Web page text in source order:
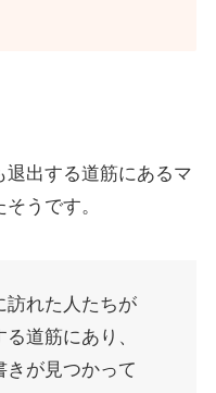
退出する道筋にあるマ
うです。
訪れた人たちが
道筋にあり、
きが見つかって